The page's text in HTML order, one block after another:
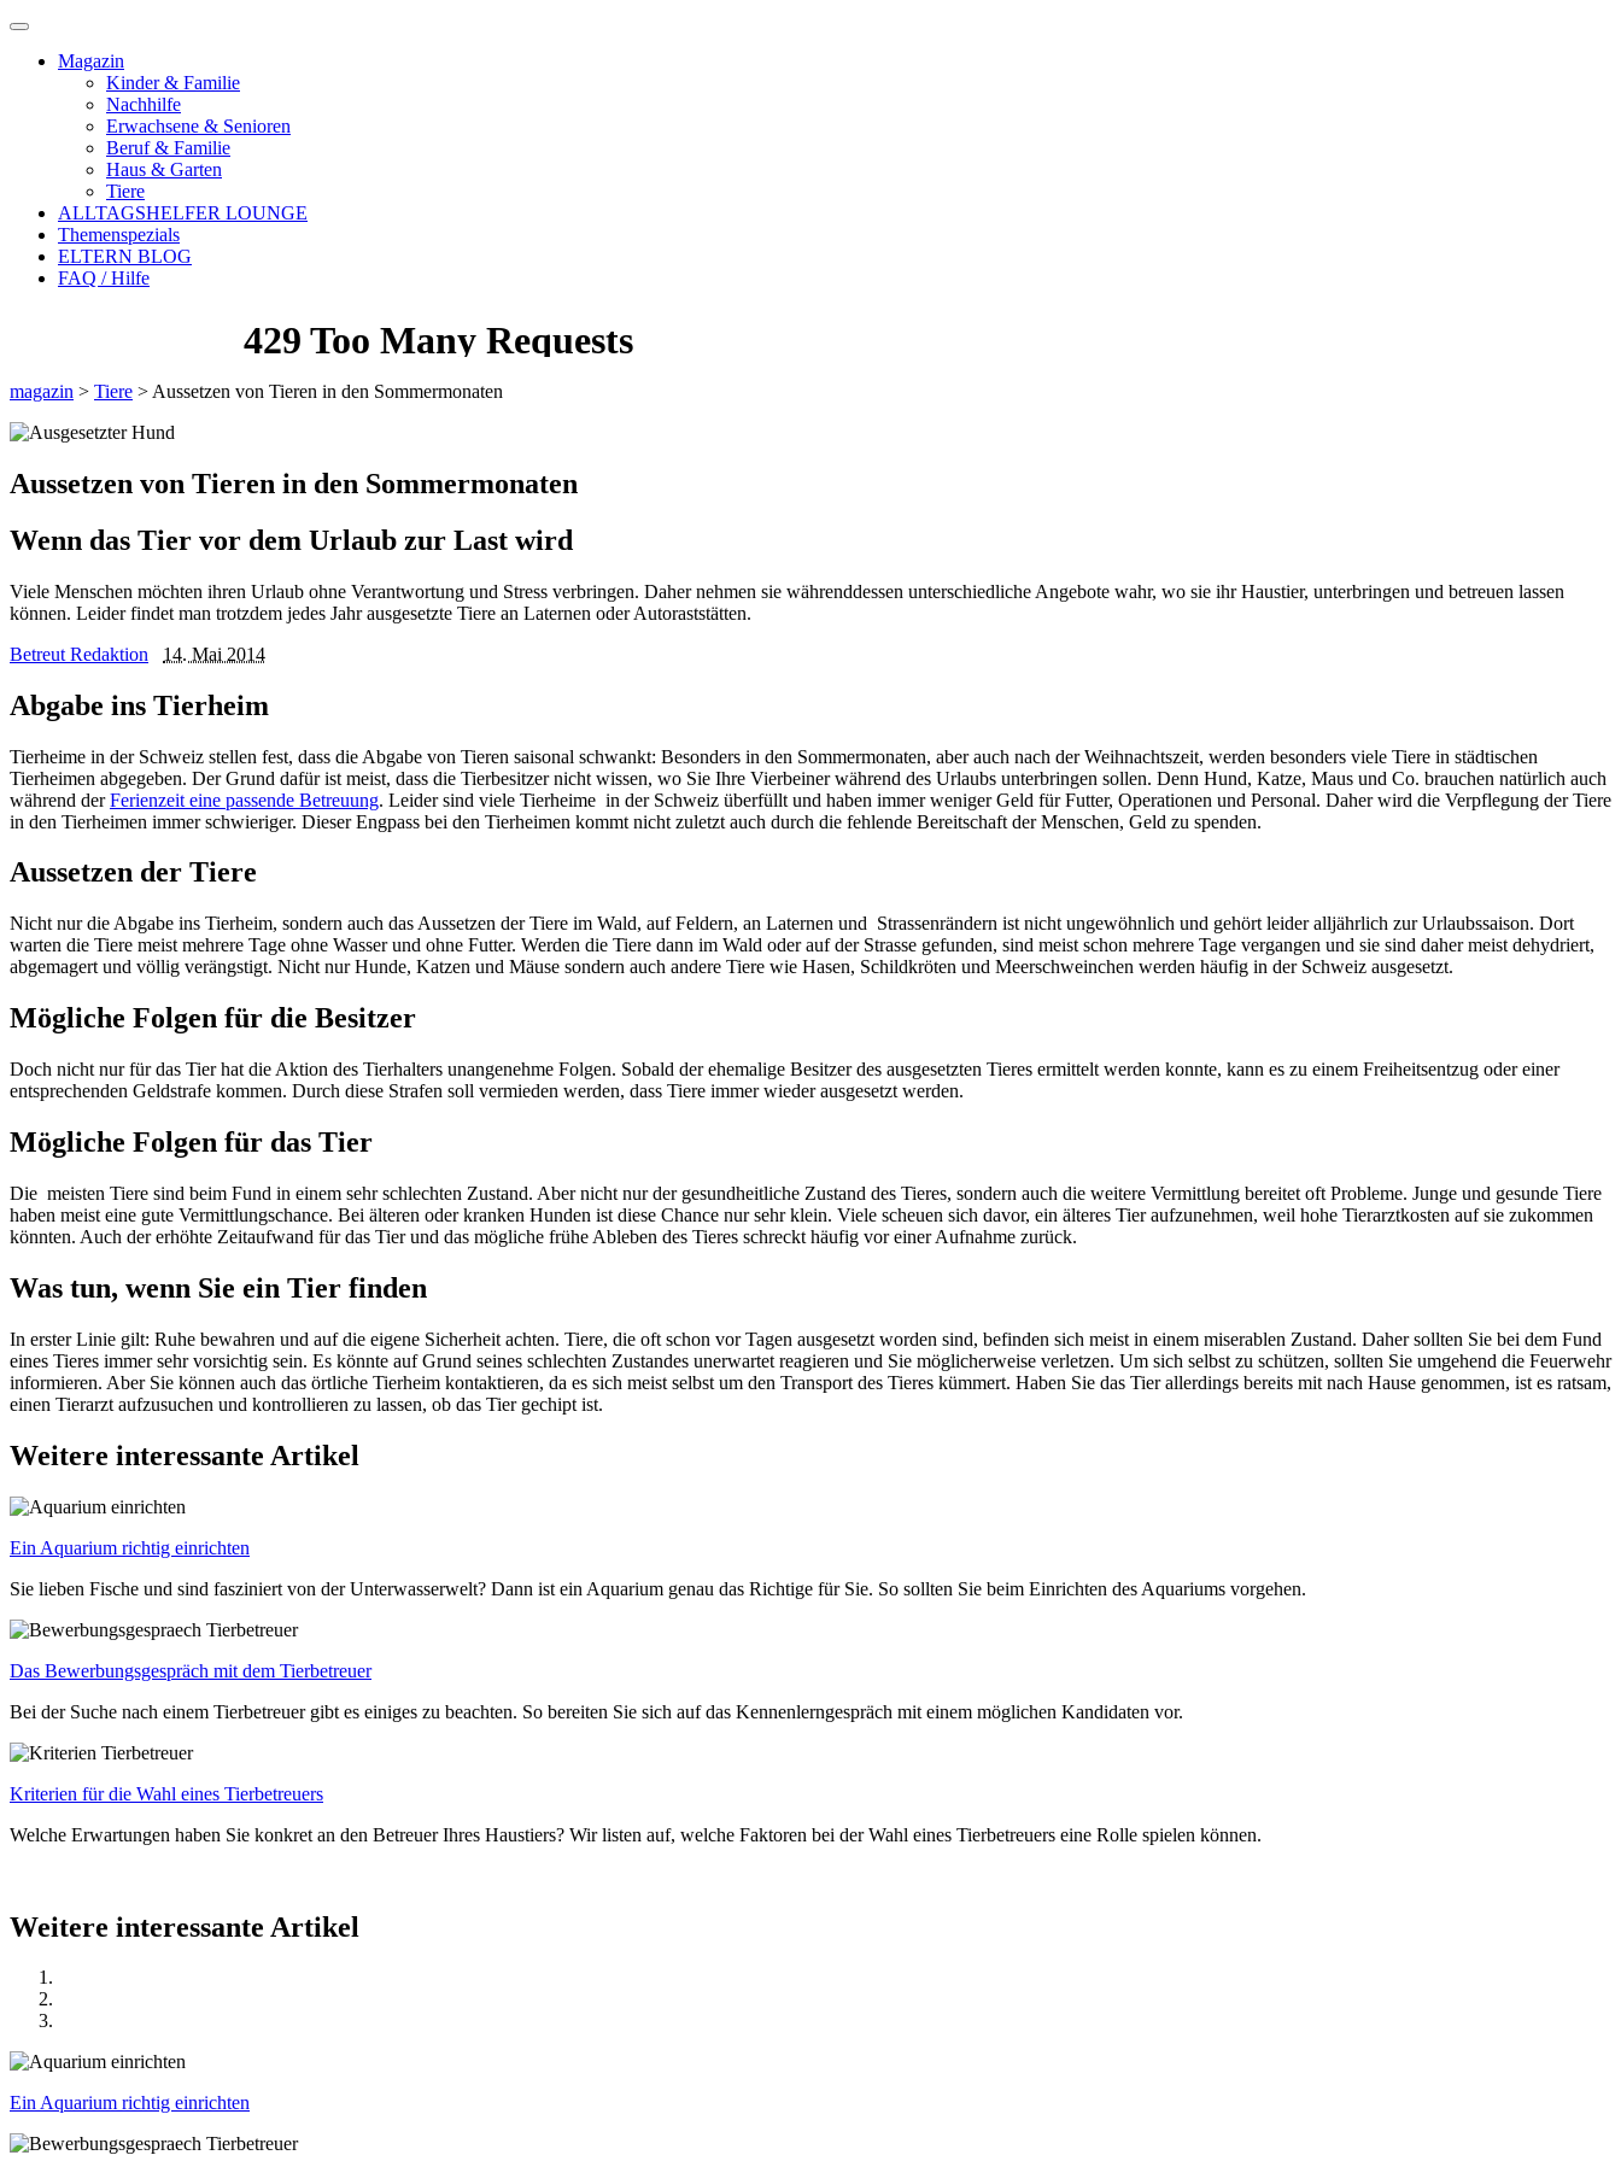
Magazin
Kinder & Familie
Nachhilfe
Erwachsene & Senioren
Beruf & Familie
Haus & Garten
Tiere
ALLTAGSHELFER LOUNGE
Themenspezials
ELTERN BLOG
FAQ / Hilfe
magazin > Tiere > Aussetzen von Tieren in den Sommermonaten
Aussetzen von Tieren in den Sommermonaten
Wenn das Tier vor dem Urlaub zur Last wird
Viele Menschen möchten ihren Urlaub ohne Verantwortung und Stress verbringen. Daher nehmen sie währenddessen unterschiedliche Angebote wahr, wo sie ihr Haustier, unterbringen und betreuen lassen
können. Leider findet man trotzdem jedes Jahr ausgesetzte Tiere an Laternen oder Autoraststätten.
Betreut Redaktion
14. Mai 2014
Abgabe ins Tierheim
Tierheime in der Schweiz stellen fest, dass die Abgabe von Tieren saisonal schwankt: Besonders in den Sommermonaten, aber auch nach der Weihnachtszeit, werden besonders viele Tiere in städtischen
Tierheimen abgegeben. Der Grund dafür ist meist, dass die Tierbesitzer nicht wissen, wo Sie Ihre Vierbeiner während des Urlaubs unterbringen sollen. Denn Hund, Katze, Maus und Co. brauchen natürlich auch
während derFerienzeit eine passende Betreuung. Leider sind viele Tierheime in der Schweiz überfüllt und haben immer weniger Geld für Futter, Operationen und Personal. Daher wird die Verpflegung der Tiere
in den Tierheimen immer schwieriger. Dieser Engpass bei den Tierheimen kommt nicht zuletzt auch durch die fehlende Bereitschaft der Menschen, Geld zu spenden.
Aussetzen der Tiere
Nicht nur die Abgabe ins Tierheim, sondern auch das Aussetzen der Tiere im Wald, auf Feldern, an Laternen und Strassenrändern ist nicht ungewöhnlich und gehört leider alljährlich zur Urlaubssaison. Dort
warten die Tiere meist mehrere Tage ohne Wasser und ohne Futter. Werden die Tiere dann im Wald oder auf der Strasse gefunden, sind meist schon mehrere Tage vergangen und sie sind daher meist dehydriert,
abgemagert und völlig verängstigt. Nicht nur Hunde, Katzen und Mäuse sondern auch andere Tiere wie Hasen, Schildkröten und Meerschweinchen werden häufig in der Schweiz ausgesetzt.
Mögliche Folgen für die Besitzer
Doch nicht nur für das Tier hat die Aktion des Tierhalters unangenehme Folgen. Sobald der ehemalige Besitzer des ausgesetzten Tieres ermittelt werden konnte, kann es zu einem Freiheitsentzug oder einer
entsprechenden Geldstrafe kommen. Durch diese Strafen soll vermieden werden, dass Tiere immer wieder ausgesetzt werden.
Mögliche Folgen für das Tier
Die meisten Tiere sind beim Fund in einem sehr schlechten Zustand. Aber nicht nur der gesundheitliche Zustand des Tieres, sondern auch die weitere Vermittlung bereitet oft Probleme. Junge und gesunde Tiere
haben meist eine gute Vermittlungschance. Bei älteren oder kranken Hunden ist diese Chance nur sehr klein. Viele scheuen sich davor, ein älteres Tier aufzunehmen, weil hohe Tierarztkosten auf sie zukommen
könnten. Auch der erhöhte Zeitaufwand für das Tier und das mögliche frühe Ableben des Tieres schreckt häufig vor einer Aufnahme zurück.
Was tun, wenn Sie ein Tier finden
In erster Linie gilt: Ruhe bewahren und auf die eigene Sicherheit achten. Tiere, die oft schon vor Tagen ausgesetzt worden sind, befinden sich meist in einem miserablen Zustand. Daher sollten Sie bei dem Fund
eines Tieres immer sehr vorsichtig sein. Es könnte auf Grund seines schlechten Zustandes unerwartet reagieren und Sie möglicherweise verletzen. Um sich selbst zu schützen, sollten Sie umgehend die Feuerwehr
informieren. Aber Sie können auch das örtliche Tierheim kontaktieren, da es sich meist selbst um den Transport des Tieres kümmert. Haben Sie das Tier allerdings bereits mit nach Hause genommen, ist es ratsam,
einen Tierarzt aufzusuchen und kontrollieren zu lassen, ob das Tier gechipt ist.
Weitere interessante Artikel
Ein Aquarium richtig einrichten
Sie lieben Fische und sind fasziniert von der Unterwasserwelt? Dann ist ein Aquarium genau das Richtige für Sie. So sollten Sie beim Einrichten des Aquariums vorgehen.
Das Bewerbungsgespräch mit dem Tierbetreuer
Bei der Suche nach einem Tierbetreuer gibt es einiges zu beachten. So bereiten Sie sich auf das Kennenlerngespräch mit einem möglichen Kandidaten vor.
Kriterien für die Wahl eines Tierbetreuers
Welche Erwartungen haben Sie konkret an den Betreuer Ihres Haustiers? Wir listen auf, welche Faktoren bei der Wahl eines Tierbetreuers eine Rolle spielen können.
Weitere interessante Artikel
Ein Aquarium richtig einrichten